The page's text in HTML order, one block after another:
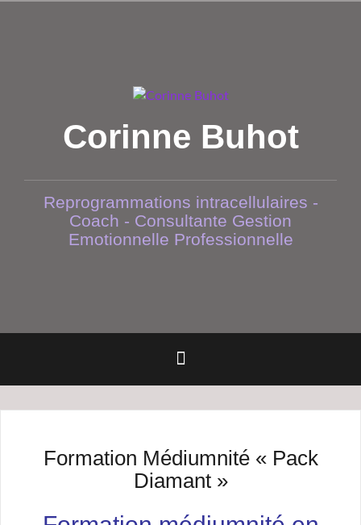
Corinne Buhot
Reprogrammations intracellulaires -
Coach - Consultante Gestion
Emotionnelle Professionnelle
Formation Médiumnité « Pack
Diamant »